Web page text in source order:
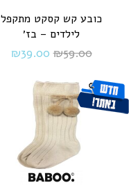
כובע קש קסקט מתקפל
לילדים – בז׳
₪59.00
₪39.00